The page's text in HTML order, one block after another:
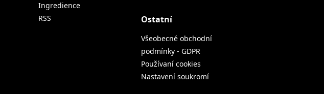
Ingredience
RSS
Ostatní
Všeobecné obchodní
podmínky - GDPR
Používaní cookies
Nastavení soukromí